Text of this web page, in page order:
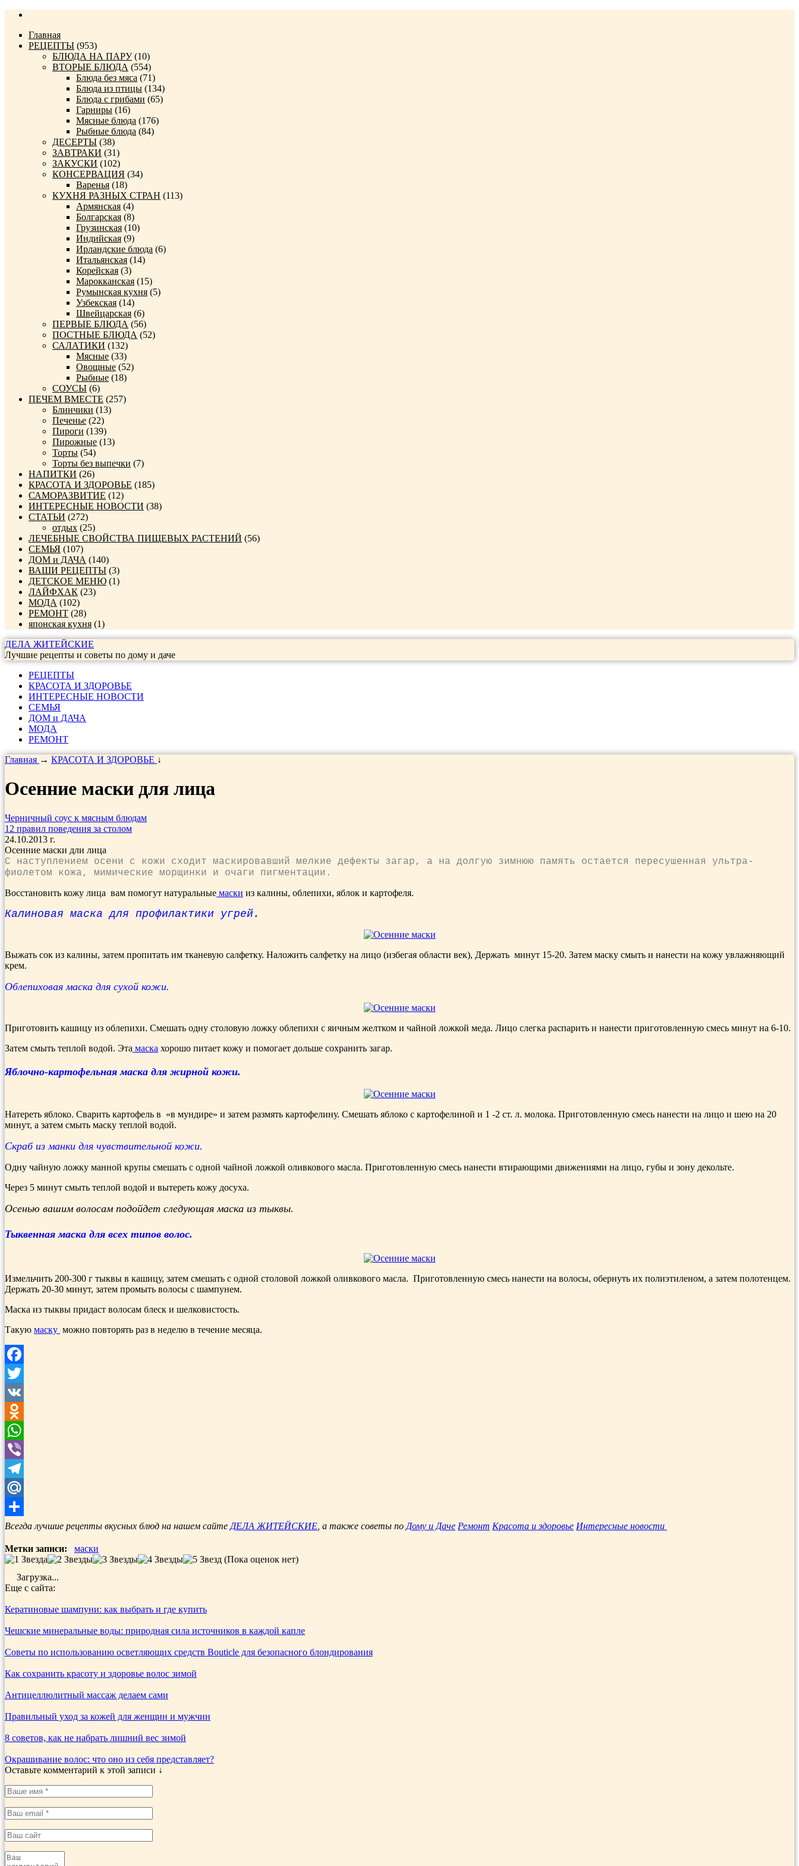
Главная
РЕЦЕПТЫ (953)
БЛЮДА НА ПАРУ(10)
ВТОРЫЕ БЛЮДА (554)
Блюда без мяса (71)
Блюда из птицы (134)
Блюда с грибами (65)
Гарниры (16)
Мясные блюда (176)
Рыбные блюда (84)
ДЕСЕРТЫ (38)
ЗАВТРАКИ (31)
ЗАКУСКИ (102)
КОНСЕРВАЦИЯ (34)
Варенья (18)
КУХНЯ РАЗНЫХ СТРАН (113)
Армянская (4)
Болгарская (8)
Грузинская (10)
Индийская (9)
Ирландские блюда (6)
Итальянская (14)
Корейская (3)
Марокканская (15)
Румынская кухня (5)
Узбекская (14)
Швейцарская (6)
ПЕРВЫЕ БЛЮДА (56)
ПОСТНЫЕ БЛЮДА (52)
САЛАТИКИ (132)
Мясные (33)
Овощные (52)
Рыбные (18)
СОУСЫ (6)
ПЕЧЕМ ВМЕСТЕ (257)
Блинчики (13)
Печенье (22)
Пироги (139)
Пирожные (13)
Торты (54)
Торты без выпечки (7)
НАПИТКИ (26)
КРАСОТА И ЗДОРОВЬЕ (185)
САМОРАЗВИТИЕ (12)
ИНТЕРЕСНЫЕ НОВОСТИ (38)
СТАТЬИ (272)
отдых (25)
ЛЕЧЕБНЫЕ СВОЙСТВА ПИЩЕВЫХ РАСТЕНИЙ (56)
СЕМЬЯ (107)
ДОМ и ДАЧА (140)
ВАШИ РЕЦЕПТЫ (3)
ДЕТСКОЕ МЕНЮ (1)
ЛАЙФХАК (23)
МОДА (102)
РЕМОНТ (28)
японская кухня (1)
ДЕЛА ЖИТЕЙСКИЕ
Лучшие рецепты и советы по дому и даче
РЕЦЕПТЫ
КРАСОТА И ЗДОРОВЬЕ
ИНТЕРЕСНЫЕ НОВОСТИ
СЕМЬЯ
ДОМ и ДАЧА
МОДА
РЕМОНТ
Главная → КРАСОТА И ЗДОРОВЬЕ ↓
Осенние маски для лица
Черничный соус к мясным блюдам
12 правил поведения за столом
24.10.2013 г.
Осенние маски дли лица
С наступлением осени с кожи схо­дит маскировавший мелкие дефек­ты загар, а на долгую зимнюю па­мять остается пересушенная ультра­
фиолетом кожа, мимические мор­щинки и очаги пигментации.
Восстановить кожу лица вам помогут натуральные маски из калины, облепихи, яблок и картофеля.
Калиновая маска для профилактики угрей.
Выжать со­к из калины, затем пропитать им тканевую сал­фетку. Наложить салфетку на лицо (избе­гая области век), Держать минут 15-20. За­тем маску смыть и нанести на кожу увлажняющий
крем.
Облепиховая маска для сухой кожи.
Приготовить каши­цу из облепихи. Смешать одну столовую ложку облепихи с яичным желтком и чайной ложкой меда. Лицо слегка распарить и нанести приготовленную смесь минут на 6-10.
Затем смыть теплой водой. Эта маска хо­рошо питает кожу и помогает доль­ше сохранить загар.
Яблочно-картофельная маска для жирной кожи.
Натереть яблоко. Сварить картофель в «в мундире» и затем размять картофелину. Смешать яблоко с картофелиной и 1 -2 ст. л. молока. Приготовленную смесь нанести на лицо и шею на 20
минут, а затем смыть маску теп­лой водой.
Скраб из манки для чувстви­тельной кожи.
Одну чайную ложку манной крупы сме­шать с одной чайной ложкой оливкового масла. Приготовленную смесь нанести втирающими движениями на лицо, губы и зону декольте.
Через 5 минут смыть теплой водой и вытереть кожу досуха.
Осенью вашим волосам подойдет следующая маска из тыквы.
Тыквенная маска для всех ти­пов волос.
Измельчить 200-300 г тыквы в кашицу, затем смешать с одной столовой ложкой оливкового масла. Приготовленную смесь нанести на волосы, обернуть их полиэтиленом, а затем полотенцем.
Держать 20-30 минут, затем промыть волосы с шампунем.
Маска из тыквы придаст волосам блеск и шелковистость.
Такую маску можно повторять раз в неделю в течение месяца.
Facebook
Twitter
VK
Odnoklassniki
WhatsApp
Viber
Telegram
Mail.Ru
Отправить
Всегда лучшие рецепты вкусных блюд на нашем сайте ДЕЛА ЖИТЕЙСКИЕ , а также советы по Дому и Даче Ремонт Красота и здоровье Интересные новости
Метки записи:
маски
(Пока оценок нет)
Загрузка...
Еще с сайта:
Кератиновые шампуни: как выбрать и где купить
Чешские минеральные воды: природная сила источников в каждой капле
Советы по использованию осветляющих средств Bouticle для безопасного блондирования
Как сохранить красоту и здоровье волос зимой
Антицеллюлитный массаж делаем сами
Правильный уход за кожей для женщин и мужчин
8 советов, как не набрать лишний вес зимой
Окрашивание волос: что оно из себя представляет?
Оставьте комментарий к этой записи ↓